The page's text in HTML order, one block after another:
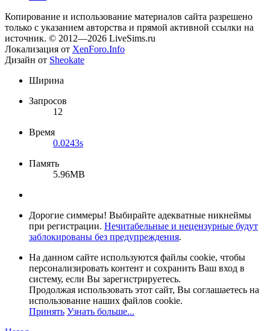
Копирование и использование материалов сайта разрешено
только с указанием авторства и прямой активной ссылки на
источник. © 2012—2026 LiveSims.ru
Локализация от XenForo.Info
Дизайн от Sheokate
Ширина
Запросов
12
Время
0.0243s
Память
5.96MB
Дорогие симмеры! Выбирайте адекватные никнеймы
при регистрации. Нечитабельные и нецензурные будут
заблокированы без предупреждения.
На данном сайте используются файлы cookie, чтобы
персонализировать контент и сохранить Ваш вход в
систему, если Вы зарегистрируетесь.
Продолжая использовать этот сайт, Вы соглашаетесь на
использование наших файлов cookie.
Принять Узнать больше...